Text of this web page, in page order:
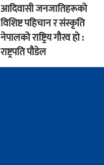
आदिवासी जनजातिहरूको
विशिष्ट पहिचान र संस्कृति
नेपालको राष्ट्रिय गौरव हो :
राष्ट्रपति पौडेल